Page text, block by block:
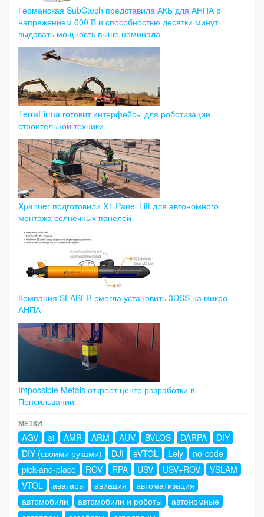
Германская SubCtech представила АКБ для АНПА с
напряжением 600 В и способностью десятки минут
выдавать мощность выше номинала
TerraFirma готовит интерфейсы для роботизации
строительной техники
Xpanner подготовили X1 Panel Lift для автономного
монтажа солнечных панелей
Компания SEABER смогла установить 3DSS на микро-
АНПА
Impossible Metals откроет центр разработки в
Пенсильвании
МЕТКИ
AGV ai AMR ARM AUV BVLOS DARPA
DIY
DIY (своими руками)
DJI eVTOL Lely
no-code
pick-and-place
ROV RPA USV USV+ROV
VSLAM
VTOL
аватары авиация
автоматизация
автомобили
автомобили и роботы
автономные